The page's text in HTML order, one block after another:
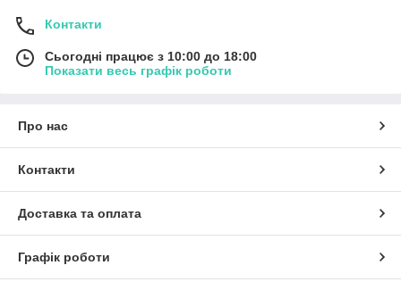
Контакти
Сьогодні працює з 10:00 до 18:00
Показати весь графік роботи
Про нас
Контакти
Доставка та оплата
Графік роботи